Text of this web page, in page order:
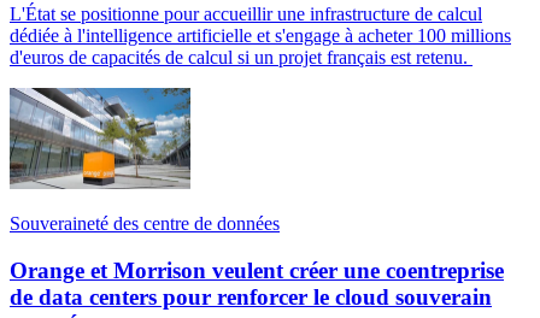
L'État se positionne pour accueillir une infrastructure de calcul
dédiée à l'intelligence artificielle et s'engage à acheter 100 millions
d'euros de capacités de calcul si un projet français est retenu.
Souveraineté des centre de données
Orange et Morrison veulent créer une coentreprise
de data centers pour renforcer le cloud souverain